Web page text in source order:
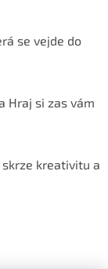
se vejde do
Hraj si zas vám
kreativitu a